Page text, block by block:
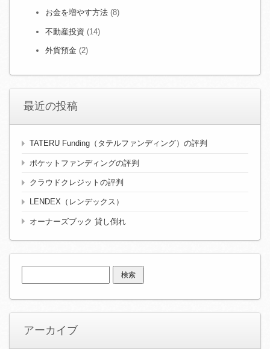
お金を増やす方法 (8)
不動産投資 (14)
外貨預金 (2)
最近の投稿
TATERU Funding（タテルファンディング）の評判
ポケットファンディングの評判
クラウドクレジットの評判
LENDEX（レンデックス）
オーナーズブック 貸し倒れ
索:
アーカイブ